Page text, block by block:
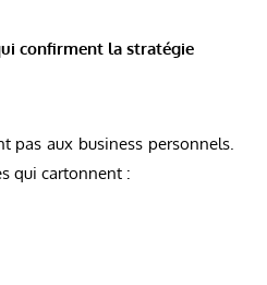
confirment la stratégie
pas aux business personnels.
qui cartonnent :